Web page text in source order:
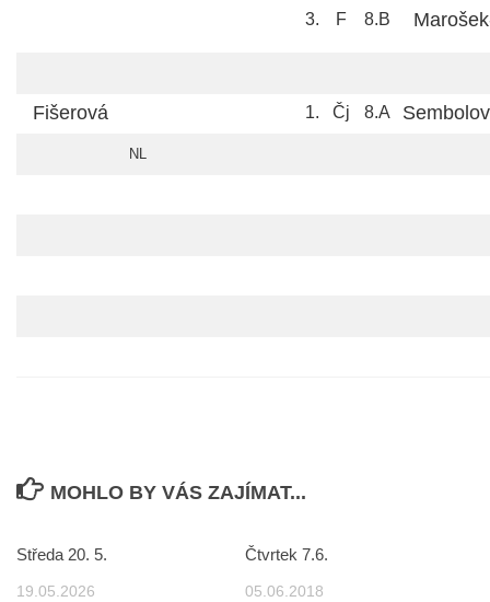
3. F 8.B
Fišerová 1. Čj 8.A
NL
MOHLO BY VÁS ZAJÍMAT...
Středa 20. 5.
19.05.2026
Čtvrtek 7.6.
05.06.2018